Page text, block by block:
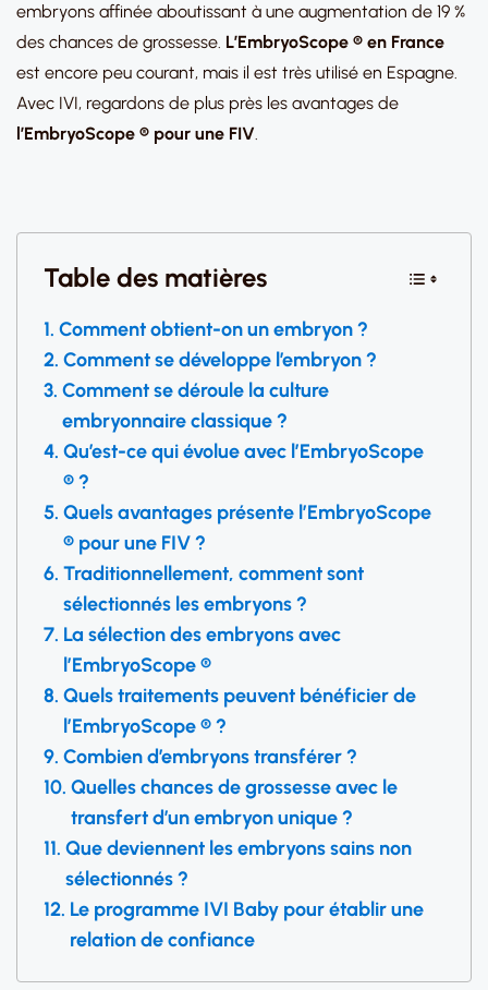
embryons affinée aboutissant à une augmentation de 19 %
des chances de grossesse. L’EmbryoScope ® en France
est encore peu courant, mais il est très utilisé en Espagne.
Avec IVI, regardons de plus près les avantages de
l’EmbryoScope ® pour une FIV.
Table des matières
Comment obtient-on un embryon ?
Comment se développe l’embryon ?
Comment se déroule la culture
embryonnaire classique ?
Qu’est-ce qui évolue avec l’EmbryoScope
® ?
Quels avantages présente l’EmbryoScope
® pour une FIV ?
Traditionnellement, comment sont
sélectionnés les embryons ?
La sélection des embryons avec
l’EmbryoScope ®
Quels traitements peuvent bénéficier de
l’EmbryoScope ® ?
Combien d’embryons transférer ?
Quelles chances de grossesse avec le
transfert d’un embryon unique ?
Que deviennent les embryons sains non
sélectionnés ?
Le programme IVI Baby pour établir une
relation de confiance